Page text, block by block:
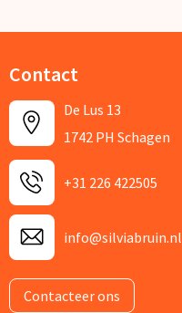
Contact
De Lus 13
1742 PH Schagen
+31 226 422505
info@silviabruin.nl
Contacteer ons